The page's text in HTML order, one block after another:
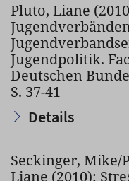
Pluto, Liane
Jugendpolitik.
Deutschen
S. 37-41
Details
Seckinger, Mike/
Liane (2010):